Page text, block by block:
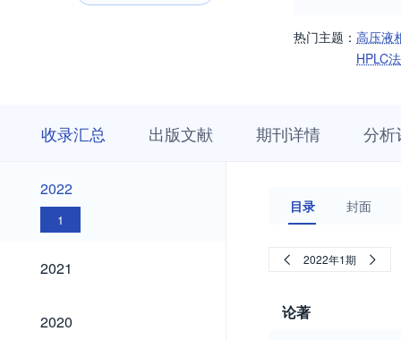
热门主题： 高压液
HPLC
收录汇总 出版文献 期刊详情 分析
2022
2022
1
2021
2021
2020
2020
目录 封面
2022年1期
论著